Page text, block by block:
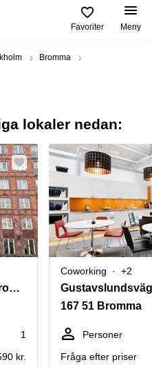
Favoriter Meny
Bromma
lokaler nedan:
Gustavslundsvägen 12,Bromma
1
kr.
Coworking +2
167 51 Bromma
Personer
Fråga efter priser